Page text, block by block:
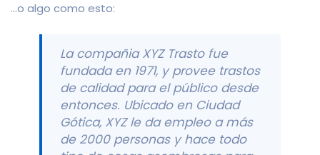
…o algo como esto:
La compañia XYZ Trasto fue
fundada en 1971, y provee trastos
de calidad para el público desde
entonces. Ubicado en Ciudad
Gótica, XYZ le da empleo a más
de 2000 personas y hace todo